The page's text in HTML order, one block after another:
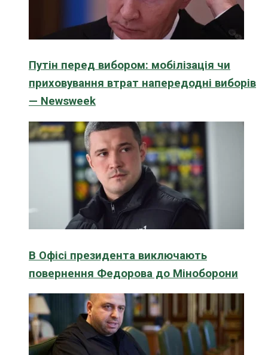
Путін перед вибором: мобілізація чи
приховування втрат напередодні виборів
— Newsweek
В Офісі президента виключають
повернення Федорова до Міноборони